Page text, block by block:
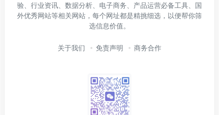
验、行业资讯、数据分析、电子商务、产品运营必备工具、国
外优秀网站等相关网站，每个网址都是精挑细选，以便帮你筛
选信息价值。
关于我们 免责声明 商务合作